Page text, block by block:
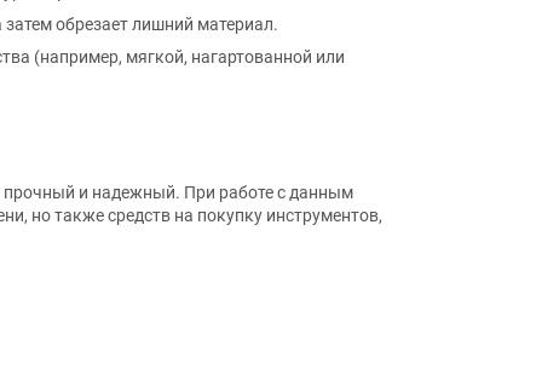
обрезает лишний материал.
(например, мягкой, нагартованной или
прочный и надежный. При работе с данным
но также средств на покупку инструментов,